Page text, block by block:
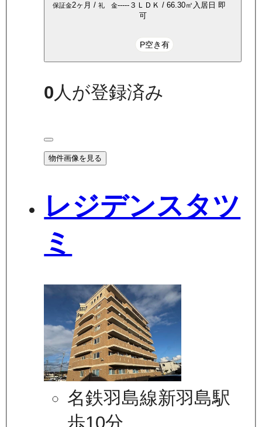
保証金2ヶ月 / 礼 金-----３ＬＤＫ / 66.30㎡ 入居日 即
可
P空き有
0 人が登録済み
物件画像を見る
レジデンスタツ
ミ
名鉄羽島線新羽島駅
歩10分